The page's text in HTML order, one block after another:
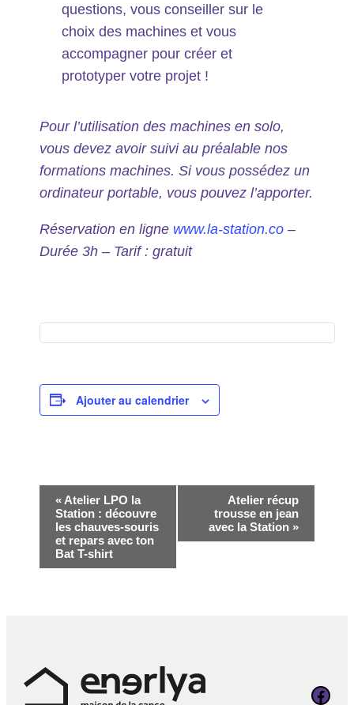
questions, vous conseiller sur le
choix des machines et vous
accompagner pour créer et
prototyper votre projet !
Pour l’utilisation des machines en solo,
vous devez avoir suivi au préalable nos
formations machines. Si vous possédez un
ordinateur portable, vous pouvez l’apporter.
Réservation en ligne www.la-station.co –
Durée 3h – Tarif : gratuit
Ajouter au calendrier
Navigation
Évènement
« Atelier LPO la
Station : découvre
les chauves-souris
et repars avec ton
Bat T-shirt
Atelier récup
trousse en jean
avec la Station »
Page